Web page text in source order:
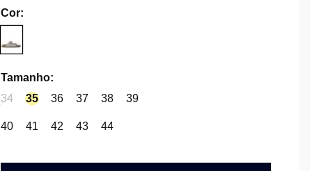
Cor:
Tamanho:
34
35 36 37 38 39
40 41 42 43 44